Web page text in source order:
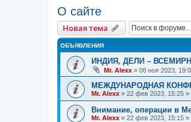
О сайте
Новая тема
ОБЪЯВЛЕНИЯ
ИНДИЯ, ДЕЛИ –
Mr. Alexx » 06 ноя 2023,
МЕЖДУНАРОДНАЯ
Mr. Alexx » 22 фев 2023, 15:25 »
Внимание, операции в
Mr. Alexx » 22 фев 2023, 15:15 »